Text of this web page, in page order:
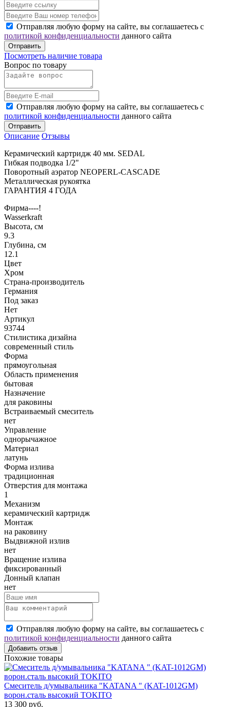
Отправляя любую форму на сайте, вы соглашаетесь с
политикой конфиденциальности данного сайта
Отправить
Посмотреть наличие товара
Вопрос по товару
Отправляя любую форму на сайте, вы соглашаетесь с
политикой конфиденциальности данного сайта
Отправить
Описание Отзывы
Керамический картридж 40 мм. SEDAL
Гибкая подводка 1/2"
Поворотный аэратор NEOPERL-CASCADE
Металлическая рукоятка
ГАРАНТИЯ 4 ГОДА
Фирма----!
Wasserkraft
Высота, см
9.3
Глубина, см
12.1
Цвет
Хром
Страна-производитель
Германия
Под заказ
Нет
Артикул
93744
Стилистика дизайна
современный стиль
Форма
прямоугольная
Область применения
бытовая
Назначение
для раковины
Встраиваемый смеситель
нет
Управление
однорычажное
Материал
латунь
Форма излива
традиционная
Отверстия для монтажа
1
Механизм
керамический картридж
Монтаж
на раковину
Выдвижной излив
нет
Вращение излива
фиксированный
Донный клапан
нет
Отправляя любую форму на сайте, вы соглашаетесь с
политикой конфиденциальности данного сайта
Добавить отзыв
Похожие товары
Смеситель д/умывальника "KATANA " (KAT-1012GM)
ворон.сталь высокий TOKITO
13 300 руб.